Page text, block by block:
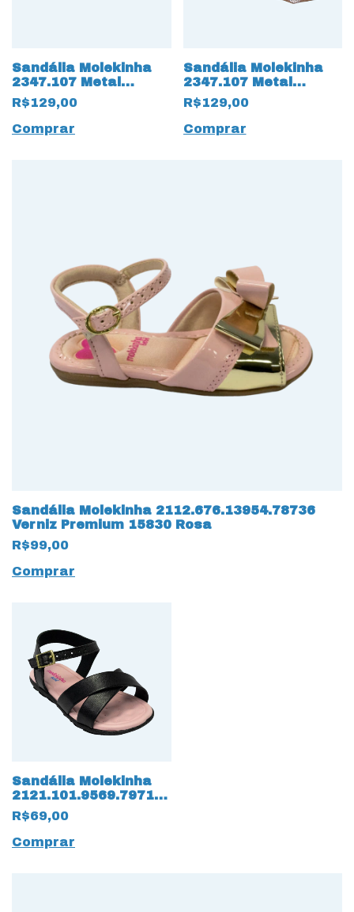
Sandália Molekinha
2347.107 Metal
Glamour com Strass
Preto
R$129,00
Comprar
Sandália Molekinha
2347.107 Metal
Glamour com Strass
17478 Rose
R$129,00
Comprar
Sandália Molekinha 2112.676.13954.78736
Verniz Premium 15830 Rosa
R$99,00
Comprar
Sandália Molekinha
2121.101.9569.79712
Napa Turim 15831
Preto
R$69,00
Comprar